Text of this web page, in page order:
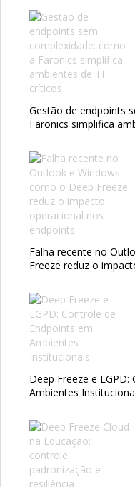
Gestão de endpoints
Faronics simplifica
Falha recente no
Freeze reduz o
Deep Freeze e
Ambientes